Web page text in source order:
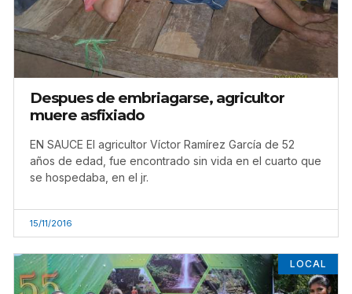
Despues de embriagarse, agricultor
muere asfixiado
EN SAUCE El agricultor Víctor Ramírez García de 52
años de edad, fue encontrado sin vida en el cuarto que
se hospedaba, en el jr.
15/11/2016
LOCAL